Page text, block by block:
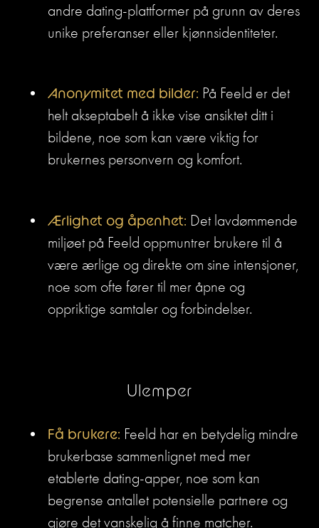
andre dating-plattformer på grunn av deres
unike preferanser eller kjønnsidentiteter.
Anonymitet med bilder: På Feeld er det
helt akseptabelt å ikke vise ansiktet ditt i
bildene, noe som kan være viktig for
brukernes personvern og komfort.
Ærlighet og åpenhet: Det lavdømmende
miljøet på Feeld oppmuntrer brukere til å
være ærlige og direkte om sine intensjoner,
noe som ofte fører til mer åpne og
oppriktige samtaler og forbindelser.
Ulemper
Få brukere: Feeld har en betydelig mindre
brukerbase sammenlignet med mer
etablerte dating-apper, noe som kan
begrense antallet potensielle partnere og
gjøre det vanskelig å finne matcher.